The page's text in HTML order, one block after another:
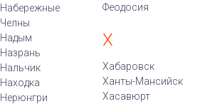
Набережные
Челны
Надым
Назрань
Нальчик
Находка
Нерюнгри
Феодосия
Х
Хабаровск
Ханты-Мансийск
Хасавюрт